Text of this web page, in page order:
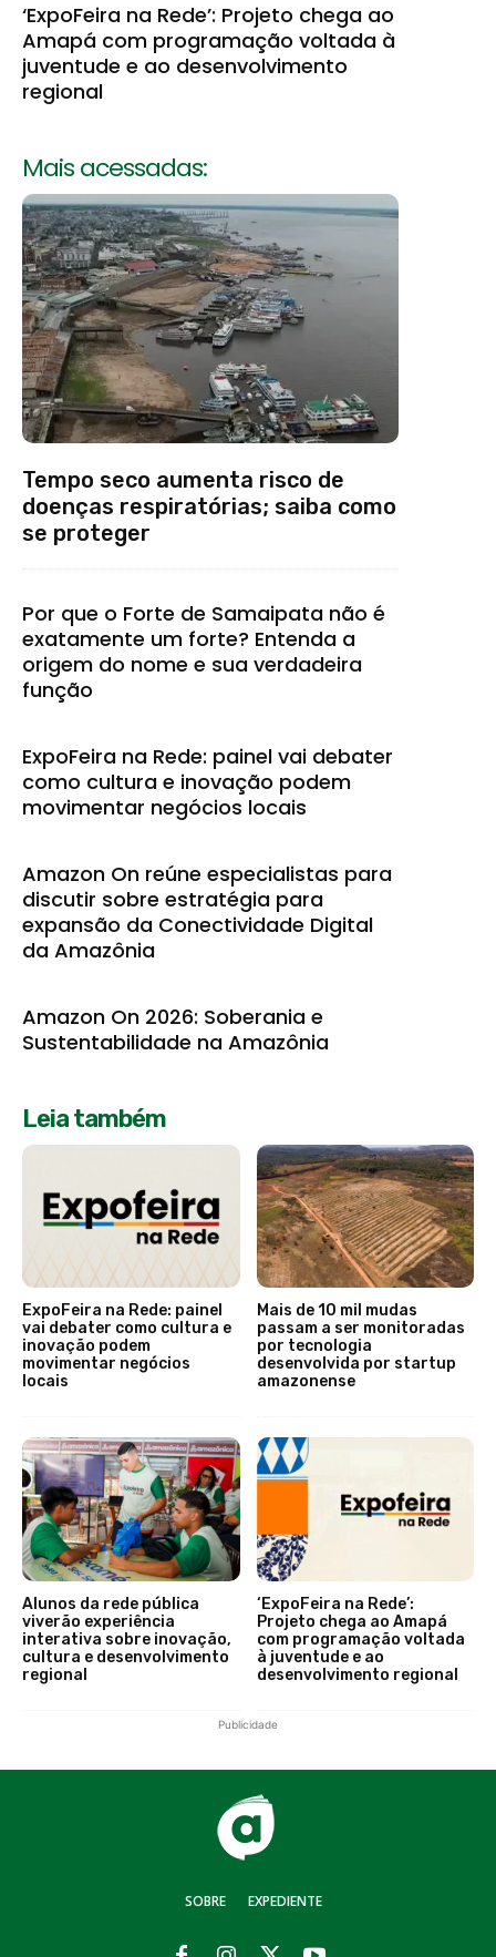
‘ExpoFeira na Rede’: Projeto chega ao
Amapá com programação voltada à
juventude e ao desenvolvimento
regional
Mais acessadas:
Tempo seco aumenta risco de
doenças respiratórias; saiba como
se proteger
Por que o Forte de Samaipata não é
exatamente um forte? Entenda a
origem do nome e sua verdadeira
função
ExpoFeira na Rede: painel vai debater
como cultura e inovação podem
movimentar negócios locais
Amazon On reúne especialistas para
discutir sobre estratégia para
expansão da Conectividade Digital
da Amazônia
Amazon On 2026: Soberania e
Sustentabilidade na Amazônia
Leia também
ExpoFeira na Rede: painel
vai debater como cultura e
inovação podem
movimentar negócios
locais
Mais de 10 mil mudas
passam a ser monitoradas
por tecnologia
desenvolvida por startup
amazonense
Alunos da rede pública
viverão experiência
interativa sobre inovação,
cultura e desenvolvimento
regional
‘ExpoFeira na Rede’:
Projeto chega ao Amapá
com programação voltada
à juventude e ao
desenvolvimento regional
Publicidade
SOBRE EXPEDIENTE